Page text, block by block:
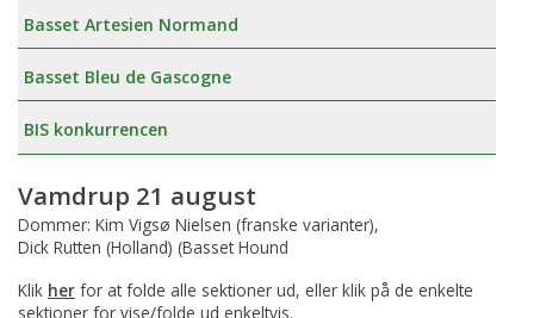
Basset Artesien Normand
Basset Bleu de Gascogne
BIS konkurrencen
Vamdrup 21 august
Dommer: Kim Vigsø Nielsen (franske varianter),
Dick Rutten (Holland) (Basset Hound
Klik her for at folde alle sektioner ud, eller klik på de enkelte
sektioner for vise/folde ud enkeltvis.